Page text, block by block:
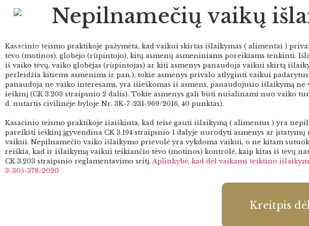
Nepilnamečių vaikų
Kasacinio teismo praktikoje pažymėta, kad vaikui skirtas išlaikymas ( alimentai )
tėvo (motinos), globėjo (rūpintojo), kitų asmenų asmeniniams poreikiams tenkinti.
iš vaiko tėvų, vaiko globėjas (rūpintojas) ar kiti asmenys panaudoja vaikui skirtą
perleidžia kitiems asmenims ir pan.), tokie asmenys privalo atlyginti vaikui
panaudoja ne vaiko interesams, yra išieškomas iš asmens, panaudojusio išlaikymą
ieškinį (CK 3.203 straipsnio 2 dalis). Tokie asmenys gali būti nušalinami nuo vaiko
d. nutartis civilinėje byloje Nr. 3K-7-231-969/2016, 40 punktas).
Kasacinio teismo praktikoje išaiškinta, kad teisė gauti išlaikymą ( alimentus ) yra
pareikšti ieškinį įgyvendina CK 3.194 straipsnio 1 dalyje nurodyti asmenys ar
vaikui. Nepilnamečio vaiko išlaikymo prievolė yra vykdoma vaikui, o ne kitam
reiškia, kad ir išlaikymą vaikui teikiančio tėvo (motinos) kontrolė, kaip kitas iš tėvų
CK 3.203 straipsnio reglamentavimo sritį. Aplinkybė, kad dėl vaikams teiktino
3-305-378/2020
Kreitpis